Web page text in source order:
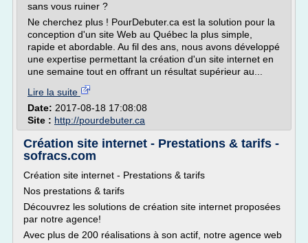
sans vous ruiner ?
Ne cherchez plus ! PourDebuter.ca est la solution pour la
conception d'un site Web au Québec la plus simple,
rapide et abordable. Au fil des ans, nous avons développé
une expertise permettant la création d'un site internet en
une semaine tout en offrant un résultat supérieur au...
Lire la suite
Date: 2017-08-18 17:08:08
Site : http://pourdebuter.ca
Création site internet - Prestations & tarifs -
sofracs.com
Création site internet - Prestations & tarifs
Nos prestations & tarifs
Découvrez les solutions de création site internet proposées
par notre agence!
Avec plus de 200 réalisations à son actif, notre agence web